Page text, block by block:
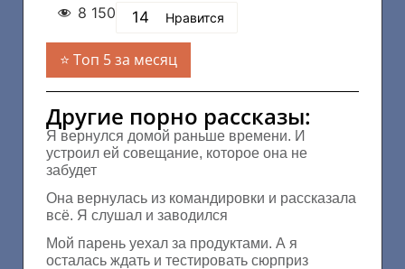
8 150 14 Нравится
Топ 5 за месяц
Другие порно рассказы:
Я вернулся домой раньше времени. И
устроил ей совещание, которое она не
забудет
Она вернулась из командировки и рассказала
всё. Я слушал и заводился
Мой парень уехал за продуктами. А я
осталась ждать и тестировать сюрприз